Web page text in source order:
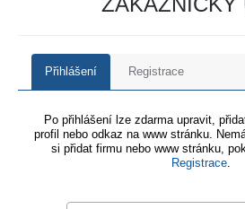
Přihlášení Registrace
Po přihlášení lze zdarma upravit,
profil nebo odkaz na www stránku.
si přidat firmu nebo www stránku,
Registrace.